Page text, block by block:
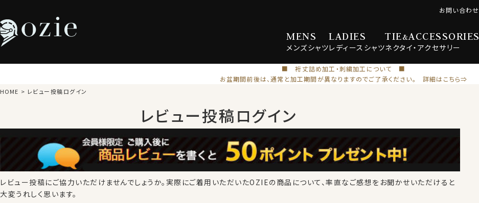
MENS
メンズシャツ
LADIES
レディース シャツ
TIE&ACCESSORIES
ネクタイ・ アクセサリー
お問い合わせ
■ 裄丈詰め加工・刺繍加工について ■
お盆期間前後は、通常と加工期間が異なりますのでご了承ください。 詳細はこちら⇒
HOME レビュー投稿ログイン
レビュー投稿ログイン
レビュー投稿にご協力いただけませんでしょうか。 実際にご着用いただいたOZIEの商品について、率直なご感想をお聞かせいただけると
大変うれしく思います。